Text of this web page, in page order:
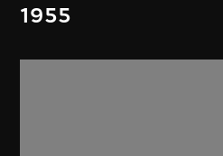
1955